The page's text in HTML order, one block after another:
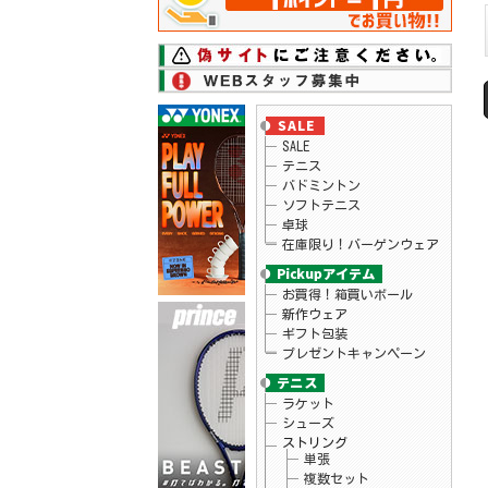
26.06.17 ダンロップ
テニスラケット「LX 800、LX 800 TOUR」シ
リーズ予約開始
26.06.17 ダンロップ
テニスラケット「LX 1000」シリーズ予約開
始
2026年秋冬モデルウェアが予約開始！
26.06.15 ニューバランス
2026年モデルのテニスシューズがプライス
ダウン！
26.06.11 スノワート
テニスラケット「ビタス100LS」予約受付
中！
26.06.09 ヨネックス
ヨネックス テニス シューズ「POWER
CUSHION AERUS DASH」予約開始
26.06.09 ヘッド
テニス バッグ ツアー バックパック 予
約開始！
26.06.09 ヘッド
テニスラケット「エクストリーム」シリー
ズ予約開始！
26.06.05 ヘッド
テニスラケット「パワー100」予約開始！
26.06.05 ヨネックス
テニスシューズ「パワークッションエアラ
スダッシュ」シリーズ新色 予約開始！
26.06.02 リーニン
バドミントンラケット「BLADEX 880 志田千
陽選手モデル」入荷！
SALE
テニス
バドミントン
ソフトテニス
卓球
在庫限り！バーゲンウェア
お買得！箱買いボール
新作ウェア
ギフト包装
プレゼントキャンペーン
ラケット
シューズ
ストリング
単張
複数セット